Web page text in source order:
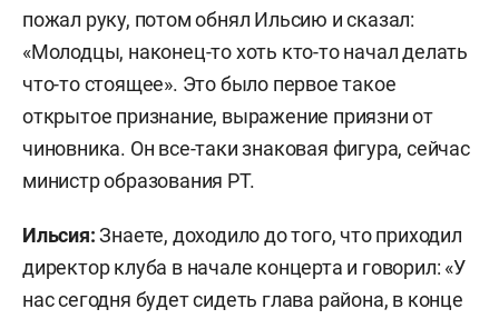
пожал руку, потом обнял Ильсию и сказал:
«Молодцы, наконец-то хоть кто-то начал делать
что-то стоящее». Это было первое такое
открытое признание, выражение приязни от
чиновника. Он все-таки знаковая фигура, сейчас
министр образования РТ.
Ильсия:Знаете, доходило до того, что приходил
директор клуба в начале концерта и говорил: «У
нас сегодня будет сидеть глава района, в конце